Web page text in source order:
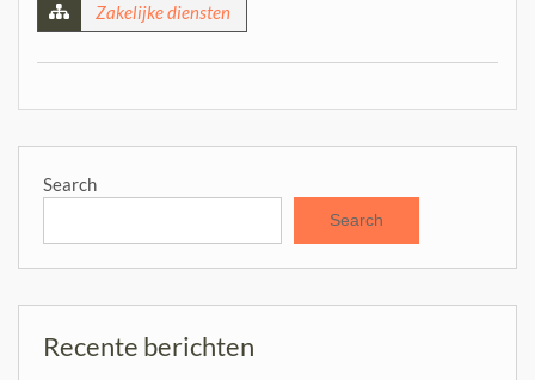
Zakelijke diensten
Search
Search
Recente berichten